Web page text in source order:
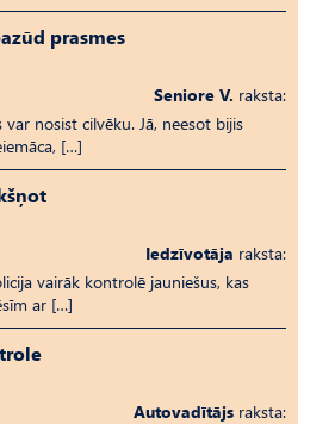
prasmes
Seniore V. raksta:
nosist cilvēku. Jā, neesot bijis
[…]
Iedzīvotāja raksta:
vairāk kontrolē jauniešus, kas
ar […]
Autovadītājs raksta: